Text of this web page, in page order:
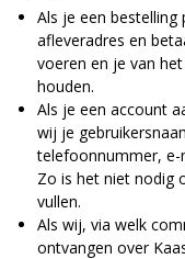
Als je een
afleveradres en
voeren en je van
houden.
Als je een account
wij je
telefoonnummer, e-
Zo is het niet nodig
vullen.
Als wij, via welk
ontvangen over